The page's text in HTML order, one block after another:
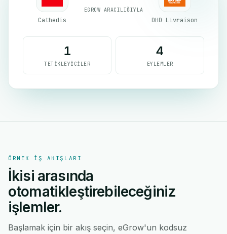
Cathedis
EGROW ARACILIĞIYLA
DHD Livraison
1
TETIKLEYICILER
4
EYLEMLER
ÖRNEK IŞ AKIŞLARI
İkisi arasında
otomatikleştirebileceğiniz
işlemler.
Başlamak için bir akış seçin, eGrow'un kodsuz